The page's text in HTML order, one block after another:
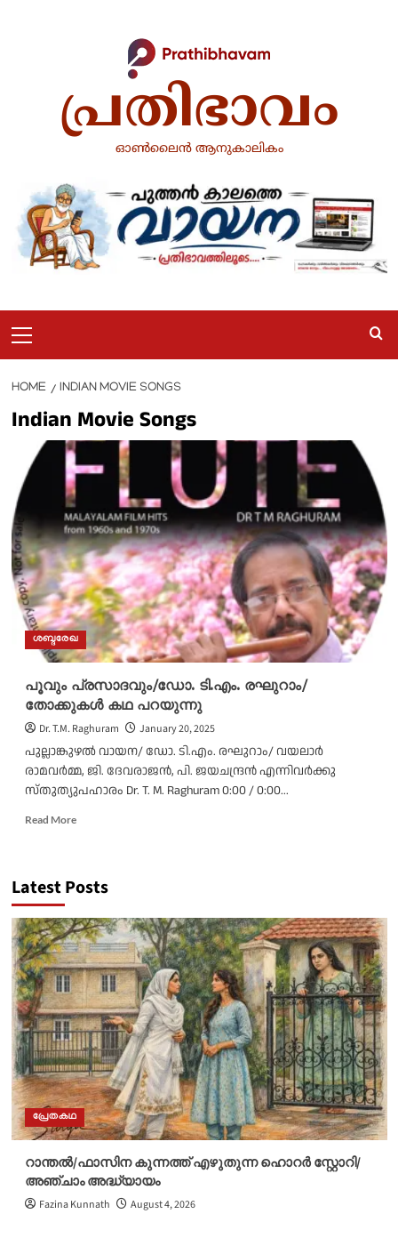
പ്രതിഭാവം
ഓൺലൈൻ ആനുകാലികം
Menu
HOME INDIAN MOVIE SONGS
Indian Movie Songs
ശബ്ദരേഖ
പൂവും പ്രസാദവും/ഡോ. ടി.എം. രഘുറാം/
തോക്കുകൾ കഥ പറയുന്നു
Dr. T.M. Raghuram January 20, 2025
പുല്ലാങ്കുഴൽ വായന/ ഡോ. ടി.എം. രഘുറാം/ വയലാർ
രാമവർമ്മ, ജി. ദേവരാജൻ, പി. ജയചന്ദ്രൻ എന്നിവർക്കു
സ്തുത്യുപഹാരം Dr. T. M. Raghuram 0:00 / 0:00...
Read MoreRead
പ്രസാദവും/
ടി.എം.
രഘുറാം/
തോക്കുകൾ
കഥ
പറയുന്നു
Latest Posts
പ്രേതകഥ
റാന്തൽ/ഫാസിന കുന്നത്ത് എഴുതുന്ന ഹൊറർ സ്റ്റോറി/
അഞ്ചാം അദ്ധ്യായം
Fazina Kunnath August 4, 2026